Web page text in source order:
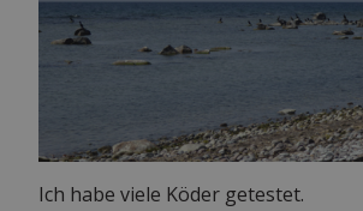
Ich habe viele Köder getestet.